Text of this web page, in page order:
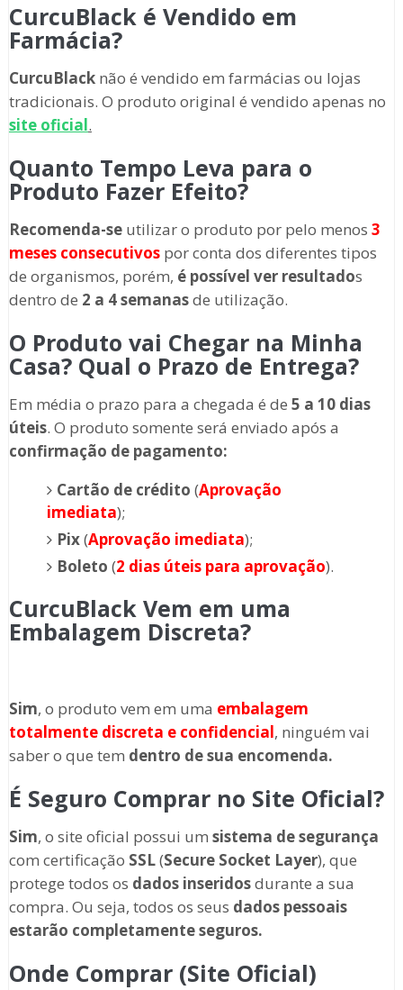
CurcuBlack é Vendido em
Farmácia?
CurcuBlacknão é vendido em farmácias ou lojas
tradicionais. O produto original é vendido apenas no
site oficial.
Quanto Tempo Leva para o
Produto Fazer Efeito?
Recomenda-seutilizar o produto por pelo menos 3
meses consecutivospor conta dos diferentes tipos
de organismos, porém, é possível ver resultados
dentro de 2 a 4 semanasde utilização.
O Produto vai Chegar na Minha
Casa? Qual o Prazo de Entrega?
Em média o prazo para a chegada é de 5 a 10 dias
úteis. O produto somente será enviado após a
confirmação de pagamento:
Cartão de crédito (Aprovação
imediata);
Pix(Aprovação imediata);
Boleto (2 dias úteis para aprovação).
CurcuBlack Vem em uma
Embalagem Discreta?
Sim, o produto vem em uma embalagem
totalmente discreta e confidencial, ninguém vai
saber o que tem dentro de sua encomenda.
É Seguro Comprar no Site Oficial?
Sim, o site oficial possui um sistema de segurança
com certificação SSL(Secure Socket Layer), que
protege todos os dados inseridosdurante a sua
compra. Ou seja, todos os seus dados pessoais
estarão completamente seguros.
Onde Comprar (Site Oficial)